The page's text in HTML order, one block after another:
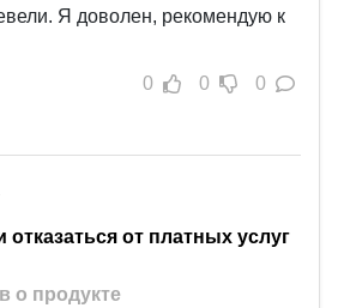
Я доволен, рекомендую к
0 0 0
отказаться от платных услуг
о продукте